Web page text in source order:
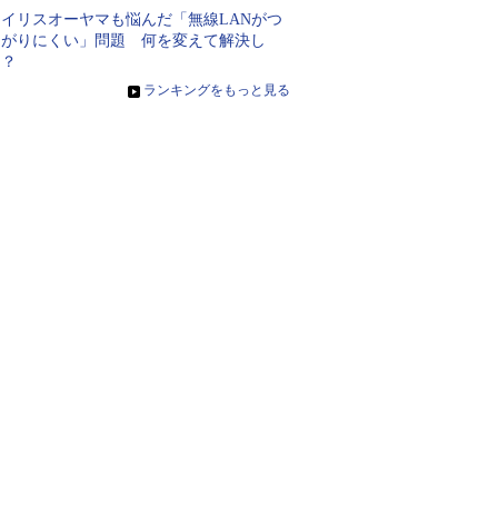
リスオーヤマも悩んだ「無線LANがつ
りにくい」問題 何を変えて解決し
» ランキングをもっと見る